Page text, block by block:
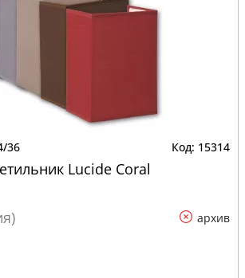
36 15314
Lucide Coral
архив